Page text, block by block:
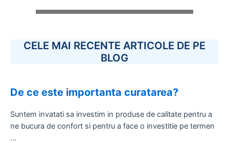
CELE MAI RECENTE ARTICOLE DE PE
BLOG
De ce este importanta curatarea?
Suntem invatati sa investim in produse de calitate pentru a
ne bucura de confort si pentru a face o investitie pe termen
…